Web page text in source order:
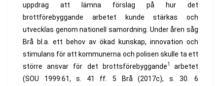
uppdrag att lämna förslag på hur det
brottförebyggande arbetet kunde stärkas och
utvecklas genom nationell samordning. Under åren såg
Brå bl.a. ett behov av ökad kunskap, innovation och
stimulans för att kommunerna och polisen skulle ta ett
större ansvar för det brottsförebyggande1 arbetet
(SOU 1999:61, s. 41 ff. 5 Brå (2017c), s. 30. 6